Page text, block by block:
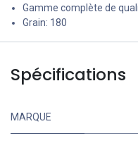
Gamme complète de
Grain: 180
Spécifications
MARQUE